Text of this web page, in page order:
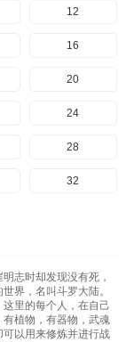
132
136
140
144
148
152
164
168
92
96
100
104
108
112
124
128
52
56
60
64
68
72
84
88
12
16
20
24
28
32
44
48
志时却发现没有死，
界，名叫斗罗大陆。
里的每个人，在自己
植物，有器物，武魂
以用来修炼并进行战